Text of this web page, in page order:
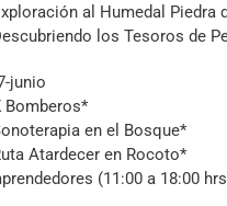
al Humedal Piedra
los Tesoros de
junio
Bomberos*
en el Bosque*
Atardecer en Rocoto*
(11:00 a 18:00